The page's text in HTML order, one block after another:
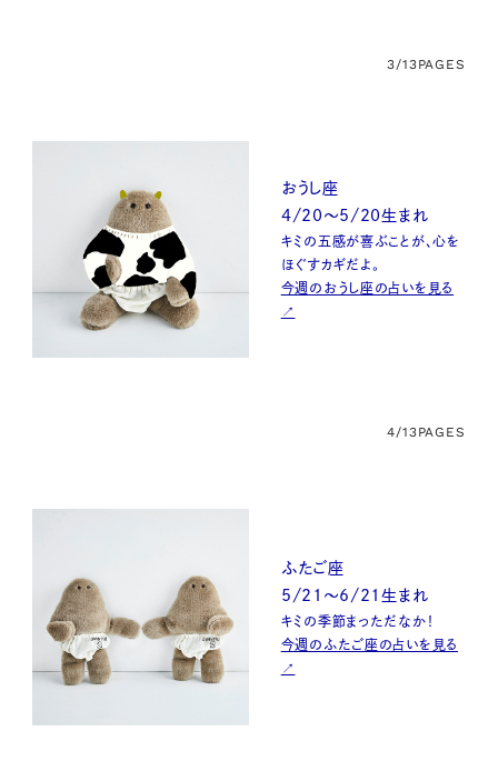
3/13PAGES
おうし座
4/20～5/20生まれ
キミの五感が喜ぶことが、心を
ほぐすカギだよ。
今週のおうし座の占いを見る
↗
4/13PAGES
ふたご座
5/21～6/21生まれ
キミの季節まっただなか！
今週のふたご座の占いを見る
↗